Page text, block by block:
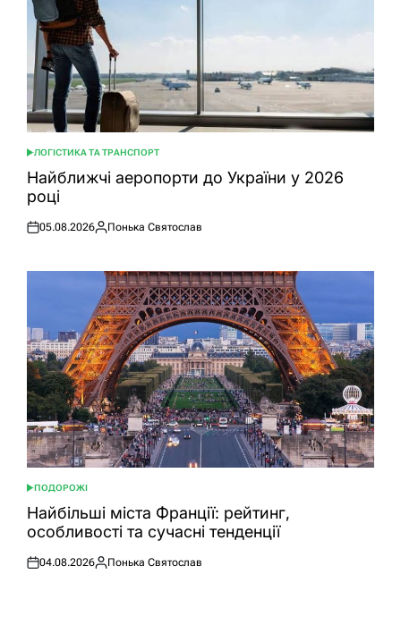
ОПУБЛІКУВАТИ
У
ЛОГІСТИКА ТА ТРАНСПОРТ
Найближчі аеропорти до України у 2026
році
Оприлюднено
05.08.2026
Опубліковано
Понька Святослав
ОПУБЛІКУВАТИ
У
ПОДОРОЖІ
Найбільші міста Франції: рейтинг,
особливості та сучасні тенденції
Оприлюднено
04.08.2026
Опубліковано
Понька Святослав